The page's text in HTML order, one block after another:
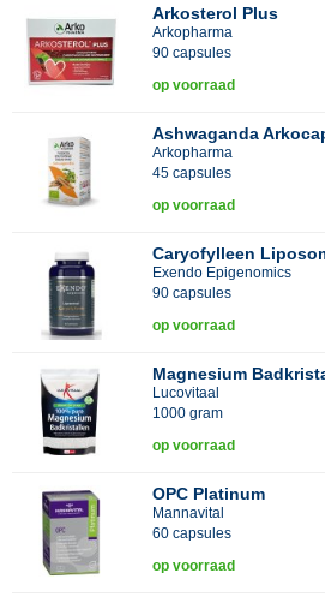
Arkosterol Plus
Arkopharma
90 capsules
op voorraad
Ashwaganda
Arkopharma
45 capsules
op voorraad
Caryofylleen
Exendo Epigenomics
90 capsules
op voorraad
Magnesium
Lucovitaal
1000 gram
op voorraad
OPC Platinum
Mannavital
60 capsules
op voorraad